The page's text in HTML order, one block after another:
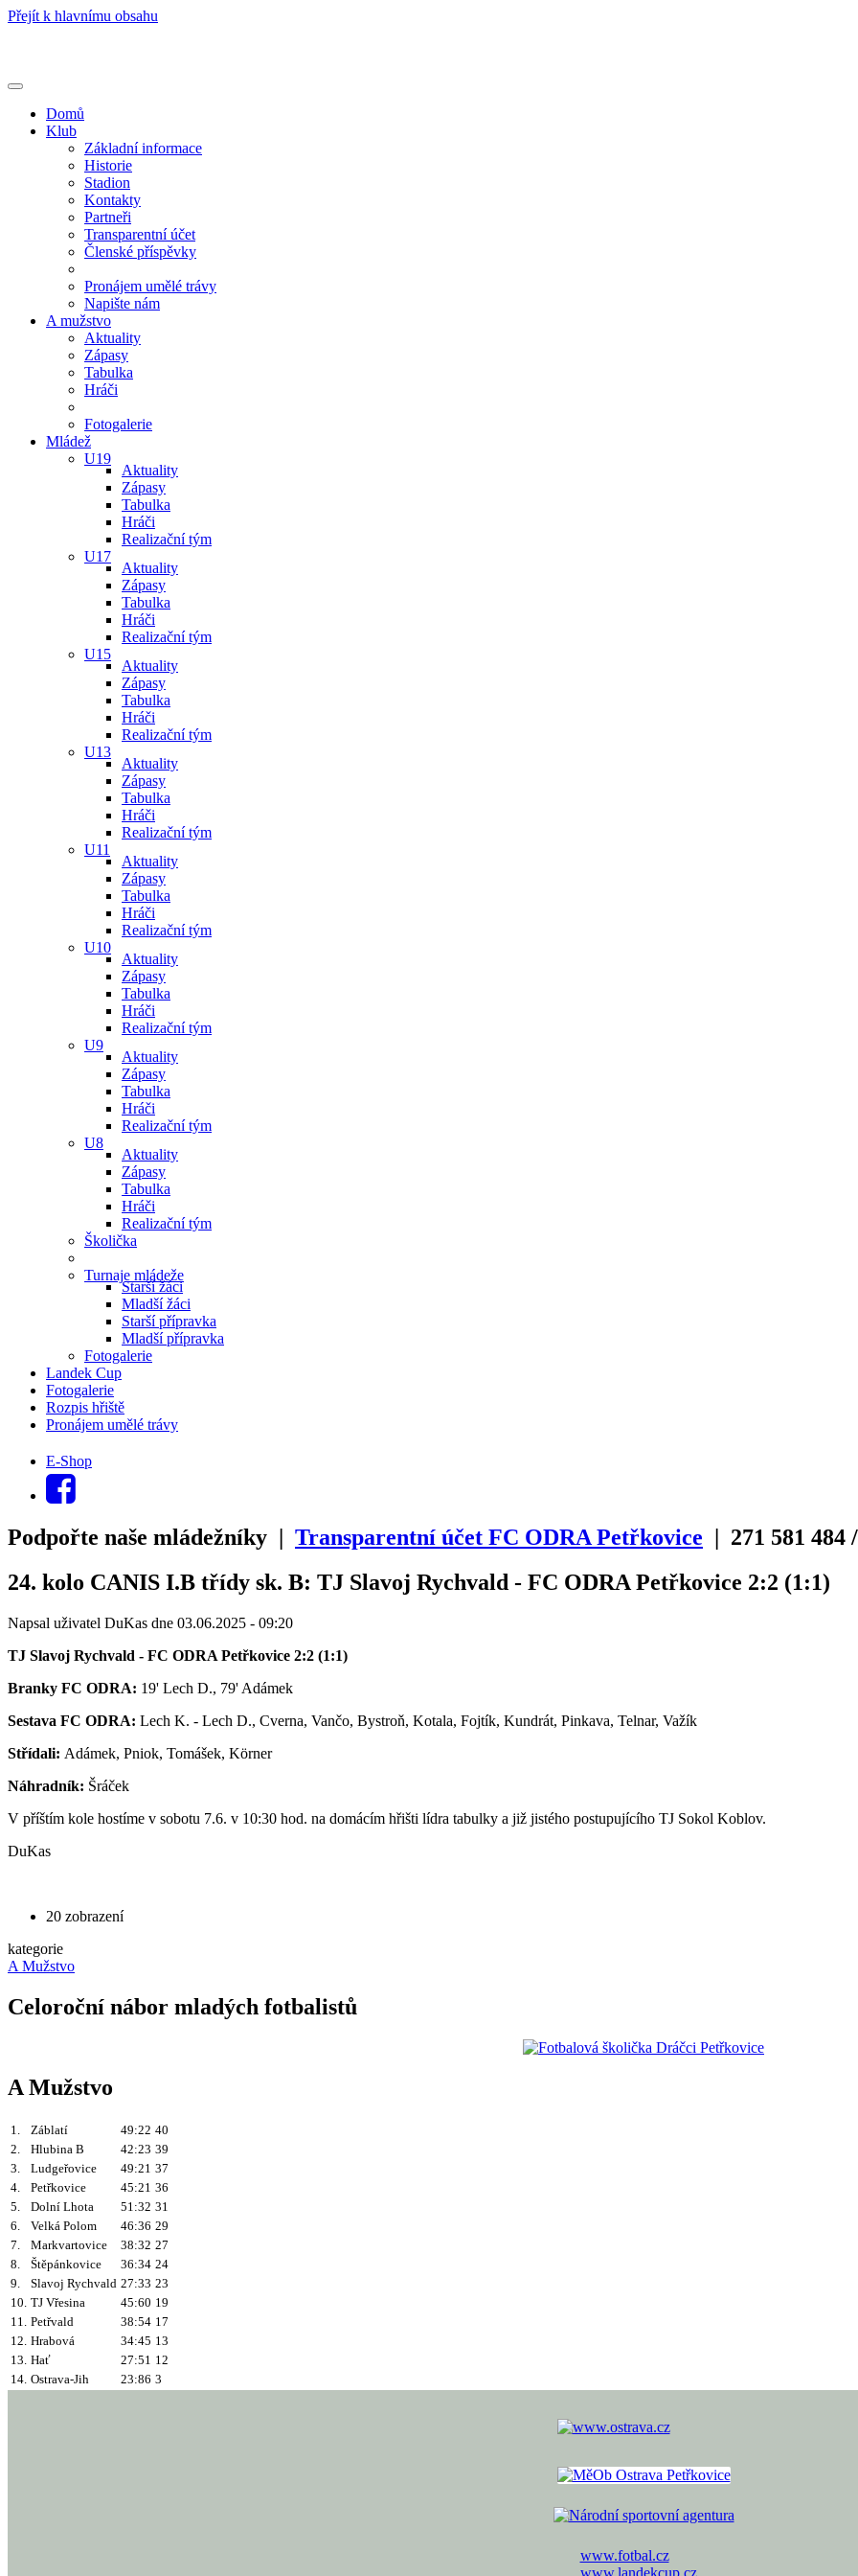
Přejít k hlavnímu obsahu
Toggle
navigationDomů
Klub
Základní informace
Historie
Stadion
Kontakty
Partneři
Transparentní účet
Členské příspěvky
Pronájem umělé trávy
Napište nám
A mužstvo
Aktuality
Zápasy
Tabulka
Hráči
Fotogalerie
Mládež
U19
Aktuality
Zápasy
Tabulka
Hráči
Realizační tým
U17
Aktuality
Zápasy
Tabulka
Hráči
Realizační tým
U15
Aktuality
Zápasy
Tabulka
Hráči
Realizační tým
U13
Aktuality
Zápasy
Tabulka
Hráči
Realizační tým
U11
Aktuality
Zápasy
Tabulka
Hráči
Realizační tým
U10
Aktuality
Zápasy
Tabulka
Hráči
Realizační tým
U9
Aktuality
Zápasy
Tabulka
Hráči
Realizační tým
U8
Aktuality
Zápasy
Tabulka
Hráči
Realizační tým
Školička
Turnaje mládeže
Starší žáci
Mladší žáci
Starší přípravka
Mladší přípravka
Fotogalerie
Landek Cup
Fotogalerie
Rozpis hřiště
Pronájem umělé trávy
E-Shop
Podpořte naše mládežníky | Transparentní účet FC ODRA Petřkovice | 271 581 484 /
24. kolo CANIS I.B třídy sk. B: TJ Slavoj Rychvald - FC ODRA Petřkovice 2:2 (1:1)
Napsal uživatel DuKas dne 03.06.2025 - 09:20
TJ Slavoj Rychvald - FC ODRA Petřkovice 2:2 (1:1)
Branky FC ODRA: 19' Lech D., 79' Adámek
Sestava FC ODRA: Lech K. - Lech D., Cverna, Vančo, Bystroň, Kotala, Fojtík, Kundrát, Pinkava, Telnar, Važík
Střídali: Adámek, Pniok, Tomášek, Körner
Náhradník: Šráček
V příštím kole hostíme v sobotu 7.6. v 10:30 hod. na domácím hřišti lídra tabulky a již jistého postupujícího TJ Sokol Koblov.
DuKas
20 zobrazení
kategorie
A Mužstvo
Celoroční nábor mladých fotbalistů
A Mužstvo
1. Záblatí 49:22 40
2.
Hlubina B 42:23 39
3.
Ludgeřovice 49:21 37
4.
Petřkovice 45:21 36
5.
Dolní Lhota 51:32 31
6.
Velká Polom 46:36 29
7.
Markvartovice 38:32 27
8.
Štěpánkovice 36:34 24
9.
Slavoj Rychvald 27:33 23
10. TJ Vřesina 45:60 19
11. Petřvald 38:54 17
12. Hrabová 34:45 13
13. Hať 27:51 12
14. Ostrava-Jih 23:86 3
www.fotbal.cz